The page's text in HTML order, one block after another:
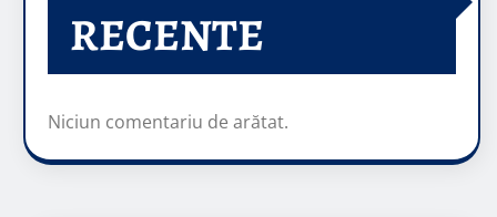
RECENTE
Niciun comentariu de arătat.